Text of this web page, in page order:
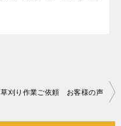
草刈り作業ご依頼 お客様の声